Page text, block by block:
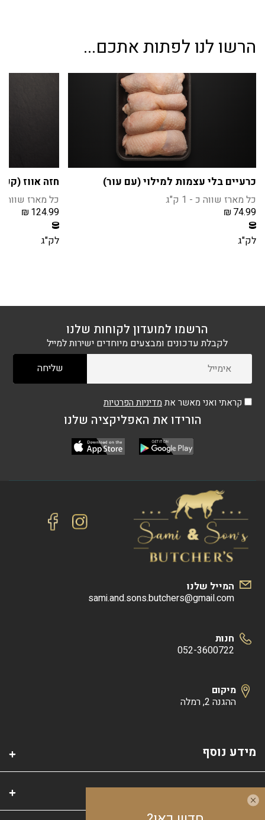
הרשו לנו לפתות אתכם...
כרעיים בלי עצמות למילוי (עם עור)
כל מארז שווה כ - 1 ק"ג
₪ 74.99
לק"ג
חזה אווז
כל מארז שווה כ -
₪ 124.99
לק"ג
הרשמו למועדון לקוחות שלנו
לקבלת עדכונים ומבצעים מיוחדים ישירות למייל
קראתי ואני מאשר את מדיניות הפרטיות
הורידו את האפליקציה שלנו
המייל שלנו
sami.and.sons.butchers@gmail.com
חנות
052-3600722
מיקום
ההגנה 2, רמלה
מידע נוסף
קטגוריות